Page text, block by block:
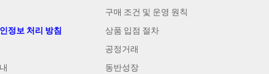
정보 처리 방침
구매 조건 및 운영 원칙
상품 입점 절차
공정거래
동반성장